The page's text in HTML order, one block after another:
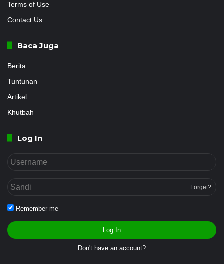
Terms of Use
Contact Us
Baca Juga
Berita
Tuntunan
Artikel
Khutbah
Log In
Forget?
Remember me
Log In
Don't have an account?